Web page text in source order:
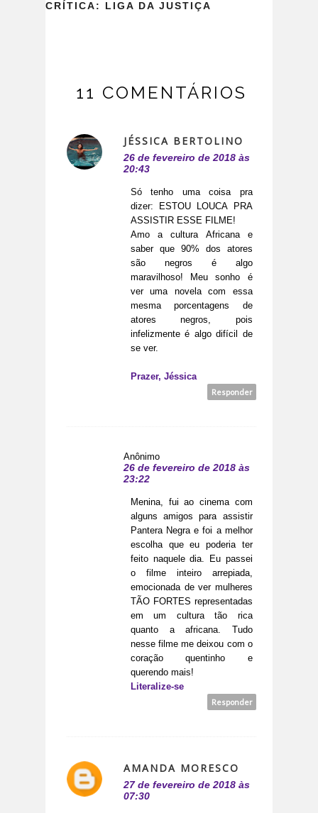
CRÍTICA: LIGA DA JUSTIÇA
11 COMENTÁRIOS
JÉSSICA BERTOLINO
26 de fevereiro de 2018 às
20:43
Só tenho uma coisa pra
dizer: ESTOU LOUCA PRA
ASSISTIR ESSE FILME!
Amo a cultura Africana e
saber que 90% dos atores
são negros é algo
maravilhoso! Meu sonho é
ver uma novela com essa
mesma porcentagens de
atores negros, pois
infelizmente é algo difícil de
se ver.
Prazer, Jéssica
Responder
Anônimo
26 de fevereiro de 2018 às
23:22
Menina, fui ao cinema com
alguns amigos para assistir
Pantera Negra e foi a melhor
escolha que eu poderia ter
feito naquele dia. Eu passei
o filme inteiro arrepiada,
emocionada de ver mulheres
TÃO FORTES representadas
em um cultura tão rica
quanto a africana. Tudo
nesse filme me deixou com o
coração quentinho e
querendo mais!
Literalize-se
Responder
AMANDA MORESCO
27 de fevereiro de 2018 às
07:30